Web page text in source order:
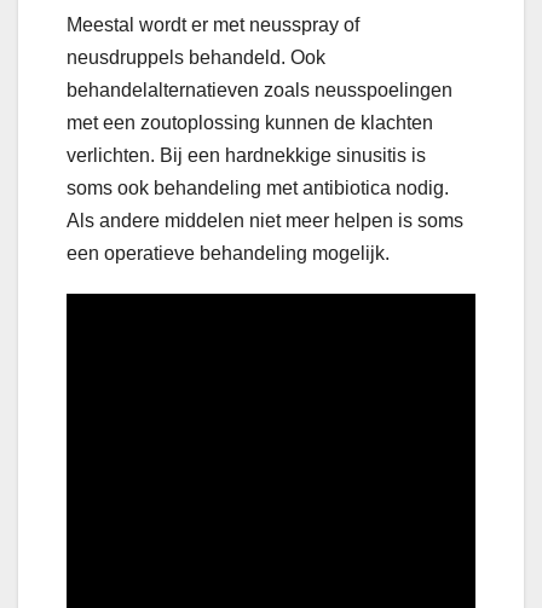
Meestal wordt er met neusspray of
neusdruppels behandeld. Ook
behandelalternatieven zoals neusspoelingen
met een zoutoplossing kunnen de klachten
verlichten. Bij een hardnekkige sinusitis is
soms ook behandeling met antibiotica nodig.
Als andere middelen niet meer helpen is soms
een operatieve behandeling mogelijk.